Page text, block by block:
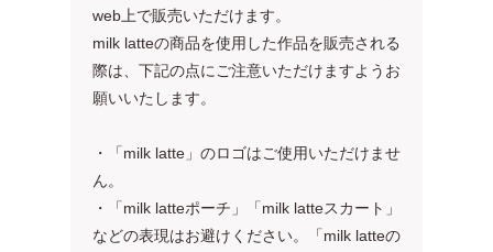
web上で販売いただけます。
milk latteの商品を使用した作品を販売される
際は、下記の点にご注意いただけますようお
願いいたします。
・「milk latte」のロゴはご使用いただけませ
ん。
・「milk latteポーチ」「milk latteスカート」
などの表現はお避けください。「milk latteの